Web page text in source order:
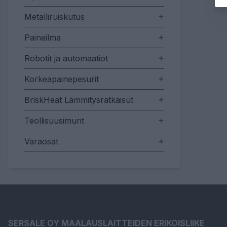
Metalliruiskutus
Paineilma
Robotit ja automaatiot
Korkeapainepesurit
BriskHeat Lämmitysratkaisut
Teollisuusimurit
Varaosat
SERSALE OY MAALAUSLAITTEIDEN ERIKOISLIIKE